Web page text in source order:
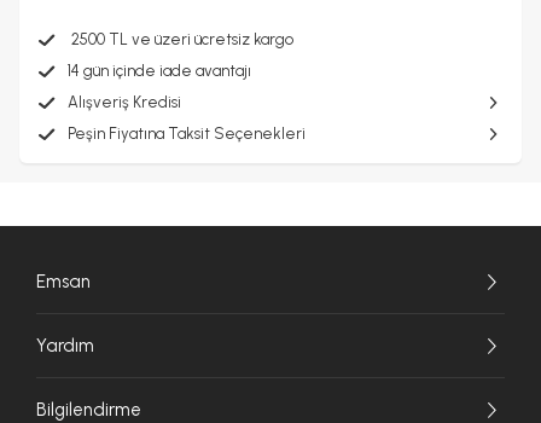
2500 TL ve üzeri ücretsiz kargo
14 gün içinde iade avantajı
Alışveriş Kredisi
Peşin Fiyatına Taksit Seçenekleri
Emsan
Yardım
Bilgilendirme